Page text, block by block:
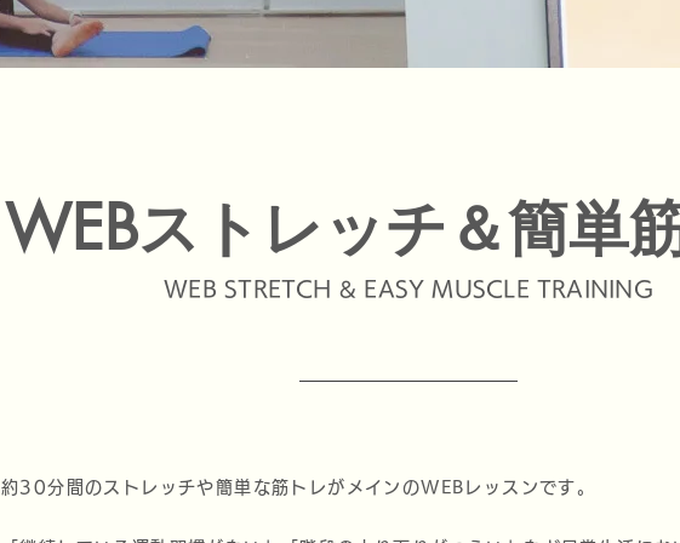
WEBストレッチ＆簡単
WEB STRETCH & EASY MUSCLE TRAINING
約30分間のストレッチや簡単な筋トレがメインのWEBレッスンです。